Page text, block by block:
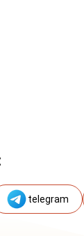
telegram